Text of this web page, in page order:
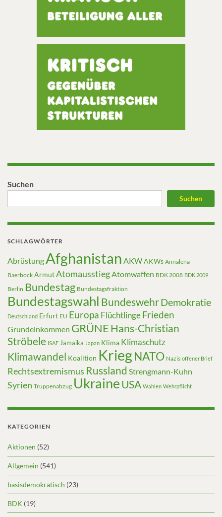
Suchen
Suchen
SCHLAGWÖRTER
Abrüstung Afghanistan AKWAKWs Annalena
Baerbock ArmutAtomausstiegAtomwaffen BDK 2008 BDK 2009
Berlin Bundestag Bundestagsfraktion
Bundestagswahl BundeswehrDemokratie
Deutschland Erfurt EU Europa FlüchtlingeFrieden
Grundeinkommen GRÜNE Hans-Christian
Ströbele ISAF Jamaika Japan Klima Klimaschutz
Klimawandel Koalition KriegNATO Nazis offener Brief
Rechtsextremismus Russland Strengmann-Kuhn
Syrien Truppenabzug UkraineUSA Wahlen Wehrpflicht
KATEGORIEN
Aktionen (52)
Allgemein (541)
basisdemokratisch (23)
BDK (19)